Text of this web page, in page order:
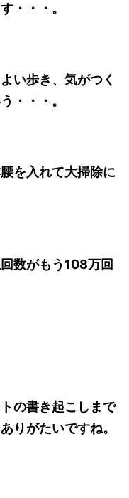
・・・。
い歩き、気がつく
・・・。
を入れて大掃除に
数がもう108万回
の書き起こしまで
りがたいですね。